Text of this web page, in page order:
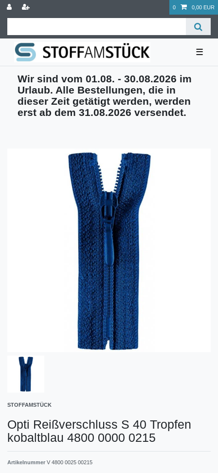
0 0,00 EUR
☰
Wir sind vom 01.08. - 30.08.2026 im
Urlaub. Alle Bestellungen, die in
dieser Zeit getätigt werden, werden
erst ab dem 31.08.2026 versendet.
STOFFAMSTÜCK
Opti Reißverschluss S 40 Tropfen
kobaltblau 4800 0000 0215
Artikelnummer V 4800 0025 00215